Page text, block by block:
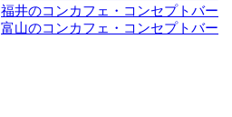
福井のコンカフェ・コンセプトバー
富山のコンカフェ・コンセプトバー